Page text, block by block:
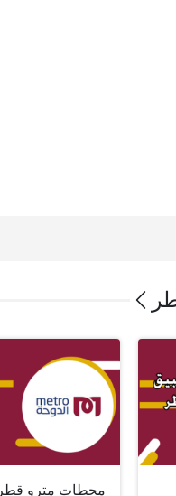
محطات مترو قطر